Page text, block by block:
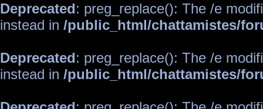
Deprecated: preg_replace(): The /e
instead in /public_html/chattamistes/
Deprecated: preg_replace(): The /e
instead in /public_html/chattamistes/